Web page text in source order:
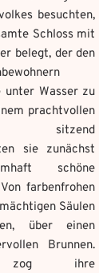
besuchten,
Schloss mit
belegt, der den
unter Wasser zu
prachtvollen
sitzend
sie zunächst
schöne
farbenfrohen
Säulen
über einen
Brunnen.
zog ihre